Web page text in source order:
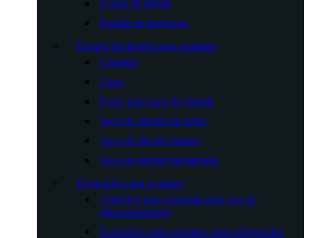
Estufa de tienda
Parrilla de barbacoa
Equipo de dormir para acampar
Colchón
Cuna
Forro para saco de dormir
Saco de dormir de sobre
Saco de dormir momia
Saco de dormir humanoide
Esenciales para acampar
Artículos para acampar para caja de
almacenamiento
Esenciales para acampar para refrigerador